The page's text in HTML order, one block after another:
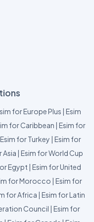
for Europe Plus | Esim
for Caribbean | Esim for
Esim for Turkey | Esim for
Asia | Esim for World Cup
Egypt | Esim for United
for Morocco | Esim for
for Africa | Esim for Latin
Council | Esim for